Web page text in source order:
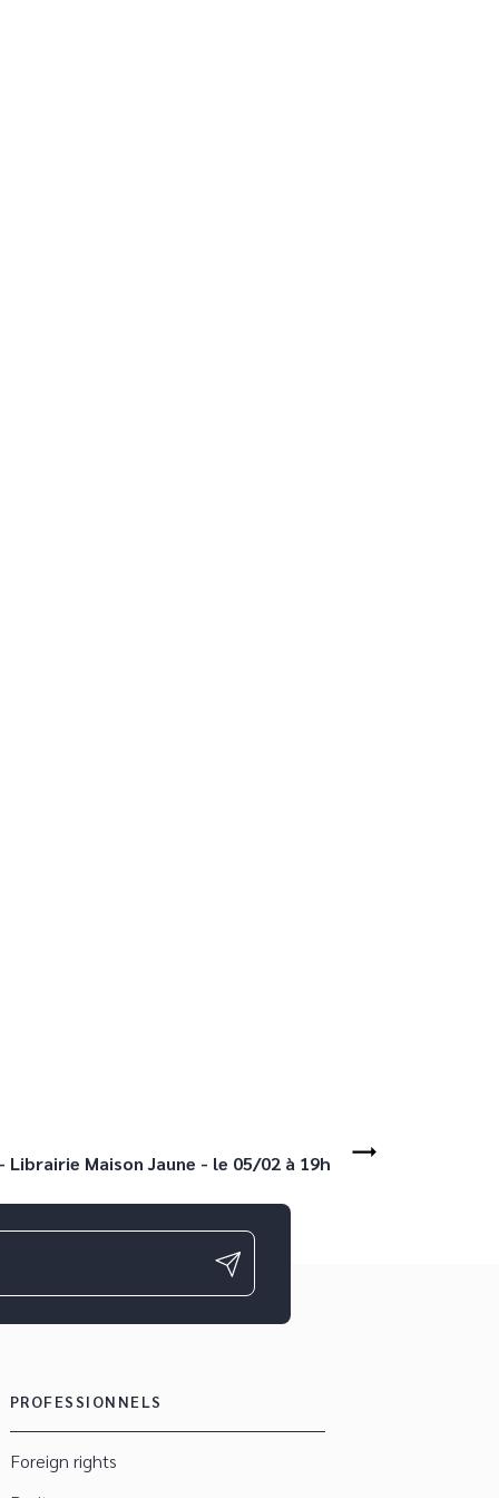
Maison Jaune - le 05/02 à 19h
PROFESSIONNELS
Foreign rights